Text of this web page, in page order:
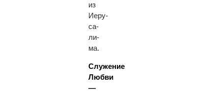
из
Иеру­
са­
ли­
ма.
Служение
Любви
—